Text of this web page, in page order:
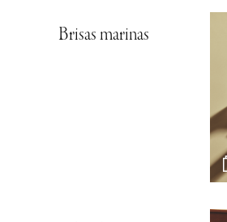
Brisas marinas